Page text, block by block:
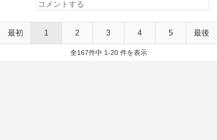
最初 1 2 3 4 5 最後
全167件中 1-20 件を表示